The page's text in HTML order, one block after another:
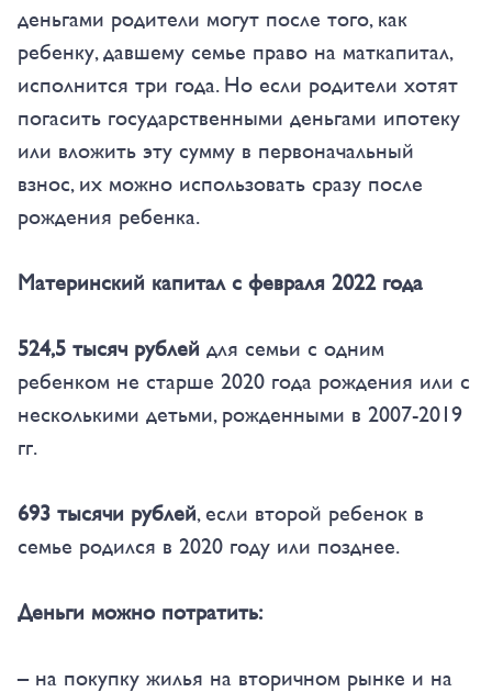
деньгами родители могут после того, как
ребенку, давшему семье право на маткапитал,
исполнится три года. Но если родители хотят
погасить государственными деньгами ипотеку
или вложить эту сумму в первоначальный
взнос, их можно использовать сразу после
рождения ребенка.
Материнский капитал с февраля 2022 года
524,5 тысяч рублей для семьи с одним
ребенком не старше 2020 года рождения или с
несколькими детьми, рожденными в 2007-2019
гг.
693 тысячи рублей, если второй ребенок в
семье родился в 2020 году или позднее.
Деньги можно потратить:
– на покупку жилья на вторичном рынке и на